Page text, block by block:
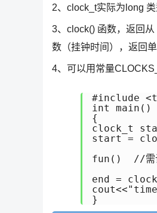
2、clock_t实际为long
3、clock() 函数，返回
数（挂钟时间），返回
4、可以用常量
#include
int main()
{
clock_t
start =
fun()  //需
end =
cout<<"time
}